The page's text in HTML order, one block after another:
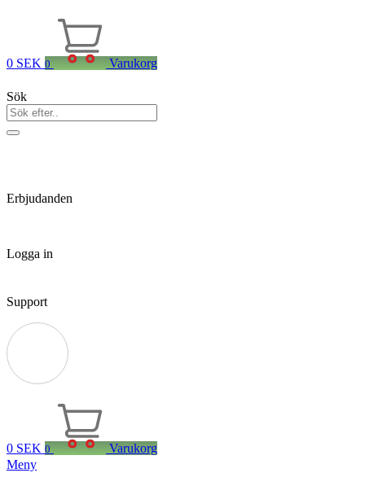
0 SEK 0 Varukorg
Sök
Erbjudanden
Logga in
Support
0 SEK 0
Varukorg
Meny